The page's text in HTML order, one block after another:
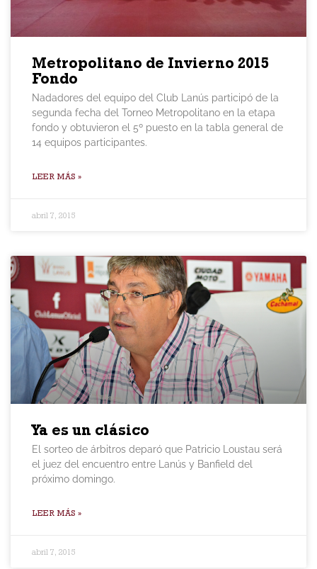
Metropolitano de Invierno 2015
Fondo
Nadadores del equipo del Club Lanús participó de la
segunda fecha del Torneo Metropolitano en la etapa
fondo y obtuvieron el 5º puesto en la tabla general de
14 equipos participantes.
LEER MÁS »
abril 7, 2015
Ya es un clásico
El sorteo de árbitros deparó que Patricio Loustau será
el juez del encuentro entre Lanús y Banfield del
próximo domingo.
LEER MÁS »
abril 7, 2015